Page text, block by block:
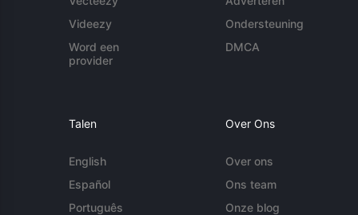
Videezy
Word een
provider
Ondersteuning
DMCA
Talen
English
Español
Português
Over Ons
Over ons
Ons team
Onze blog